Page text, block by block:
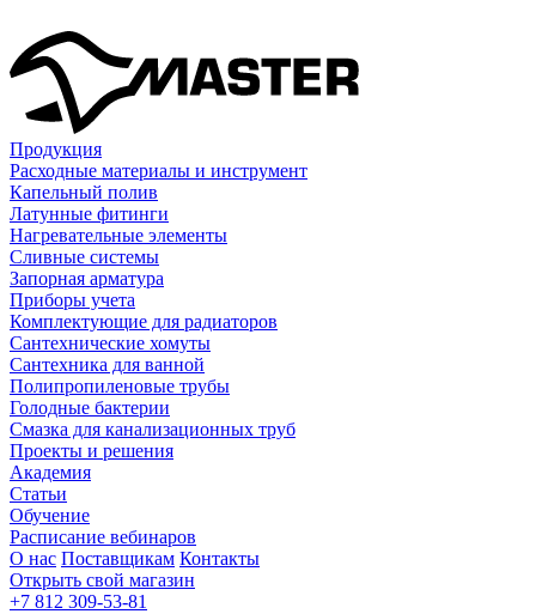
Продукция
Расходные материалы и инструмент
Капельный полив
Латунные фитинги
Нагревательные элементы
Сливные системы
Запорная арматура
Приборы учета
Комплектующие для радиаторов
Сантехнические хомуты
Сантехника для ванной
Полипропиленовые трубы
Голодные бактерии
Смазка для канализационных труб
Проекты и решения
Академия
Статьи
Обучение
Расписание вебинаров
О нас Поставщикам Контакты
Открыть свой магазин
+7 812 309-53-81